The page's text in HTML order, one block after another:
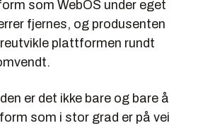
som WebOS under eget
fjernes, og produsenten
plattformen rundt
er det ikke bare og bare å
som i stor grad er på vei